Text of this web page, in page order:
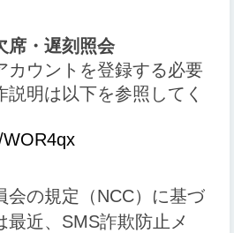
席・遅刻照会
カウントを登録する必要
説明は以下を参照してく
会の規定（NCC）に基づ
最近、SMS詐欺防止メ